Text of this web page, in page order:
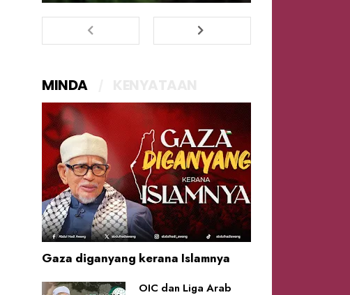
MINDA
Gaza diganyang kerana Islamnya
OIC dan Liga Arab